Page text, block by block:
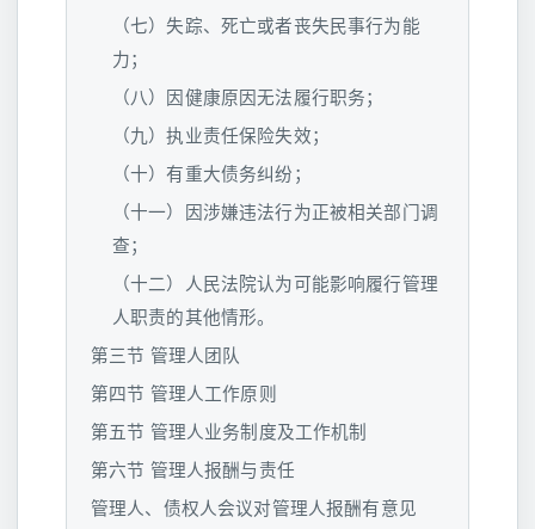
（七）失踪、死亡或者丧失民事行为能
力；
（八）因健康原因无法履行职务；
（九）执业责任保险失效；
（十）有重大债务纠纷；
（十一）因涉嫌违法行为正被相关部门调
查；
（十二）人民法院认为可能影响履行管理
人职责的其他情形。
第三节 管理人团队
第四节 管理人工作原则
第五节 管理人业务制度及工作机制
第六节 管理人报酬与责任
管理人、债权人会议对管理人报酬有意见